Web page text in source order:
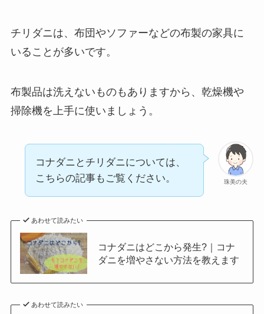
チリダニは、布団やソファーなどの布製の家具に
いることが多いです。
布製品は洗えないものもありますから、乾燥機や
掃除機を上手に使いましょう。
珠美の夫
コナダニとチリダニについては、
こちらの記事もご覧ください。
あわせて読みたい
コナダニはどこから発生?｜コナ
ダニを増やさない方法を教えます
あわせて読みたい